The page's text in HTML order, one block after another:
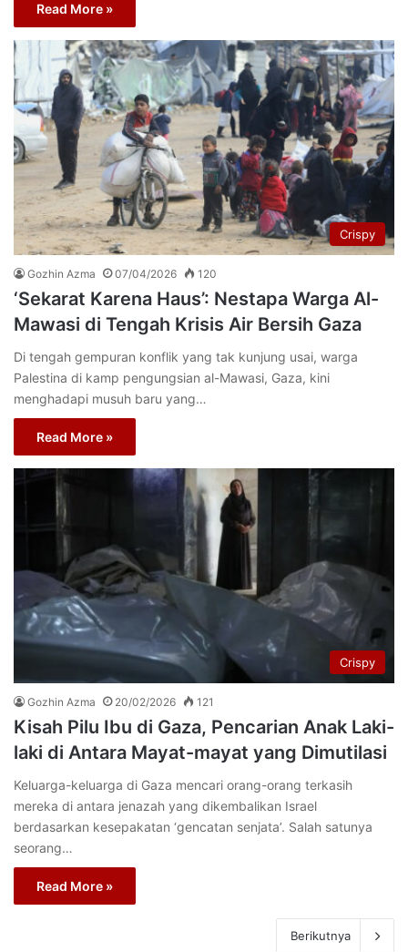
Read More »
Crispy
Gozhin Azma 07/04/2026 120
‘Sekarat Karena Haus’: Nestapa Warga Al-
Mawasi di Tengah Krisis Air Bersih Gaza
Di tengah gempuran konflik yang tak kunjung usai, warga
Palestina di kamp pengungsian al-Mawasi, Gaza, kini
menghadapi musuh baru yang…
Read More »
Crispy
Gozhin Azma 20/02/2026 121
Kisah Pilu Ibu di Gaza, Pencarian Anak Laki-
laki di Antara Mayat-mayat yang Dimutilasi
Keluarga-keluarga di Gaza mencari orang-orang terkasih
mereka di antara jenazah yang dikembalikan Israel
berdasarkan kesepakatan ‘gencatan senjata’. Salah satunya
seorang…
Read More »
Berikutnya